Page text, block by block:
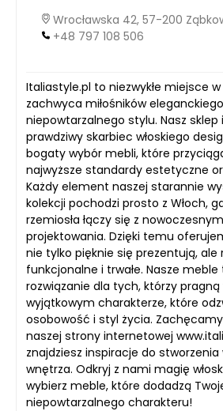
Wrocławska 42, 57-200
+48 797 108 506
Italiastyle.pl to niezwykłe miejsce
zachwyca miłośników
niepowtarzalnego stylu. Nasz
prawdziwy skarbiec włoskiego
bogaty wybór mebli, które
najwyższe standardy estetyczne
Każdy element naszej starannie
kolekcji pochodzi prosto z Włoch,
rzemiosła łączy się z
projektowania. Dzięki temu
nie tylko pięknie się prezentują, ale
funkcjonalne i trwałe. Nasze
rozwiązanie dla tych, którzy
wyjątkowym charakterze, które
osobowość i styl życia.
naszej strony internetowej
znajdziesz inspiracje do
wnętrza. Odkryj z nami magię
wybierz meble, które dodadzą
niepowtarzalnego charakteru!